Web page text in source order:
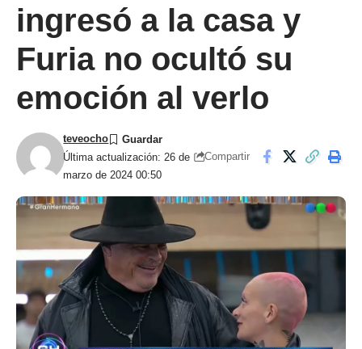
ingresó a la casa y
Furia no ocultó su
emoción al verlo
Última actualización: 26 de
marzo de 2024 00:50
teveocho
Compartir